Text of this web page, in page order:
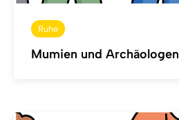
Ruhe
Mumien und Archäologen